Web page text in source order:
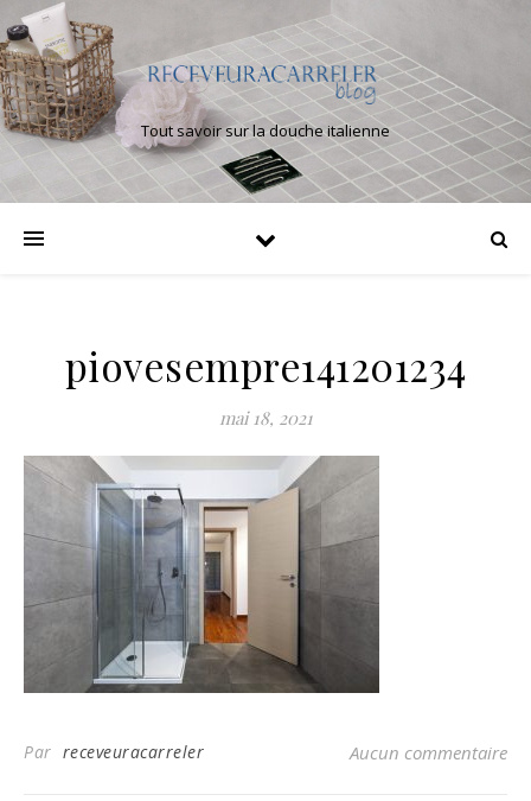
Tout savoir sur la douche italienne
piovesempre141201234
mai 18, 2021
Par receveuracarreler Aucun commentaire